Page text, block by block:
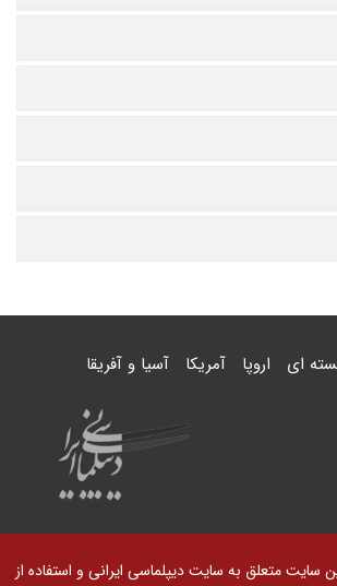
ای اروپا آمریکا آسیا و آفریقا
سایت متعلق به سایت دیپلماسی ایرانی و استفاده از